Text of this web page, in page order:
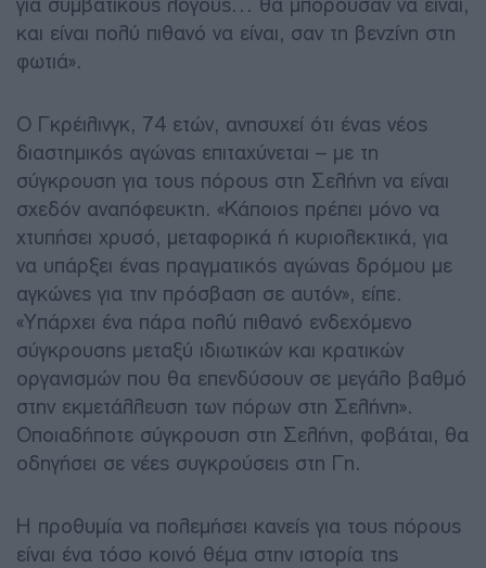
και είναι πολύ πιθανό να είναι, σαν τη βενζίνη στη
φωτιά».
Ο Γκρέιλινγκ, 74 ετών, ανησυχεί ότι ένας νέος
διαστημικός αγώνας επιταχύνεται – με τη
σύγκρουση για τους πόρους στη Σελήνη να είναι
σχεδόν αναπόφευκτη. «Κάποιος πρέπει μόνο να
χτυπήσει χρυσό, μεταφορικά ή κυριολεκτικά, για
να υπάρξει ένας πραγματικός αγώνας δρόμου με
αγκώνες για την πρόσβαση σε αυτόν», είπε.
«Υπάρχει ένα πάρα πολύ πιθανό ενδεχόμενο
σύγκρουσης μεταξύ ιδιωτικών και κρατικών
οργανισμών που θα επενδύσουν σε μεγάλο βαθμό
στην εκμετάλλευση των πόρων στη Σελήνη».
Οποιαδήποτε σύγκρουση στη Σελήνη, φοβάται, θα
οδηγήσει σε νέες συγκρούσεις στη Γη.
Η προθυμία να πολεμήσει κανείς για τους πόρους
είναι ένα τόσο κοινό θέμα στην ιστορία της